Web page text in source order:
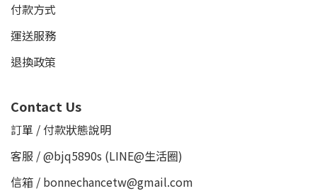
付款方式
運送服務
退換政策
Contact Us
訂單 / 付款狀態說明
客服 /@bjq5890s (LINE@生活圈)
信箱 / bonnechancetw@gmail.com